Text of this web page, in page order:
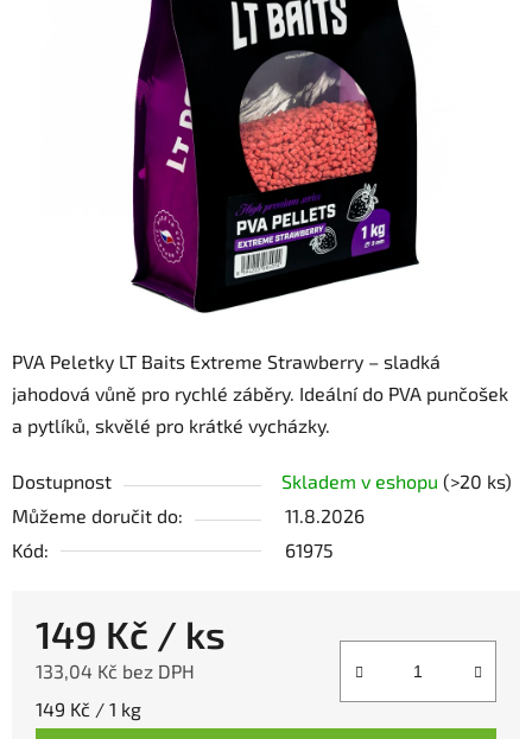
PVA Peletky LT Baits Extreme Strawberry – sladká
jahodová vůně pro rychlé záběry. Ideální do PVA punčošek
a pytlíků, skvělé pro krátké vycházky.
Dostupnost Skladem v eshopu (>20 ks)
Můžeme doručit do:
11.8.2026
Kód:
61975
149 Kč / ks
133,04 Kč bez DPH
Měrná cena:
149 Kč / 1 kg